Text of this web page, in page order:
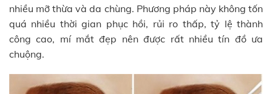
nhiều mỡ thừa và da chùng. Phương pháp này không tốn
quá nhiều thời gian phục hồi, rủi ro thấp, tỷ lệ thành
công cao, mí mắt đẹp nên được rất nhiều tín đồ ưa
chuộng.